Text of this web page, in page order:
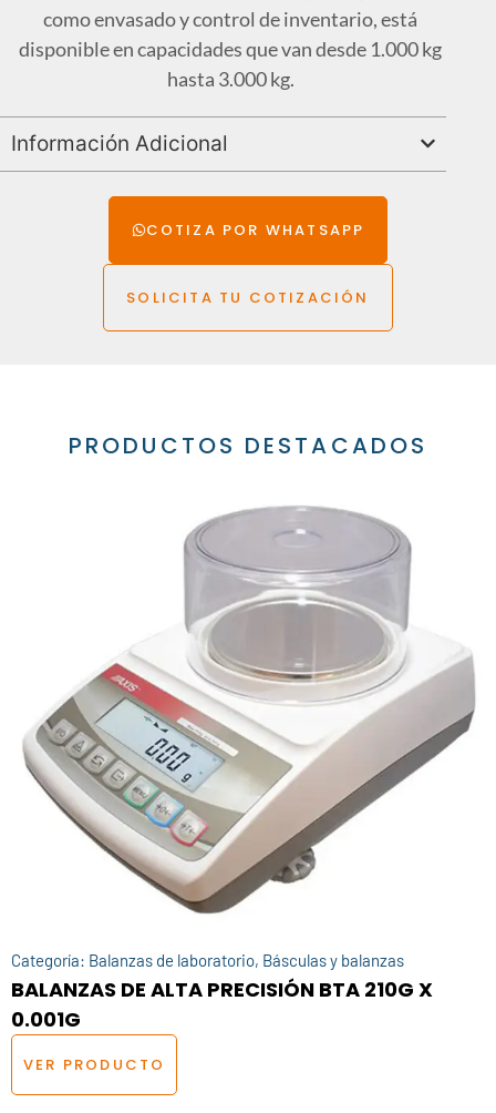
como envasado y control de inventario, está
disponible en capacidades que van desde 1.000 kg
hasta 3.000 kg.
Información Adicional
COTIZA POR WHATSAPP
SOLICITA TU COTIZACIÓN
PRODUCTOS DESTACADOS
Categoría: Balanzas de laboratorio, Básculas y balanzas
BALANZAS DE ALTA PRECISIÓN BTA 210G X
0.001G
VER PRODUCTO